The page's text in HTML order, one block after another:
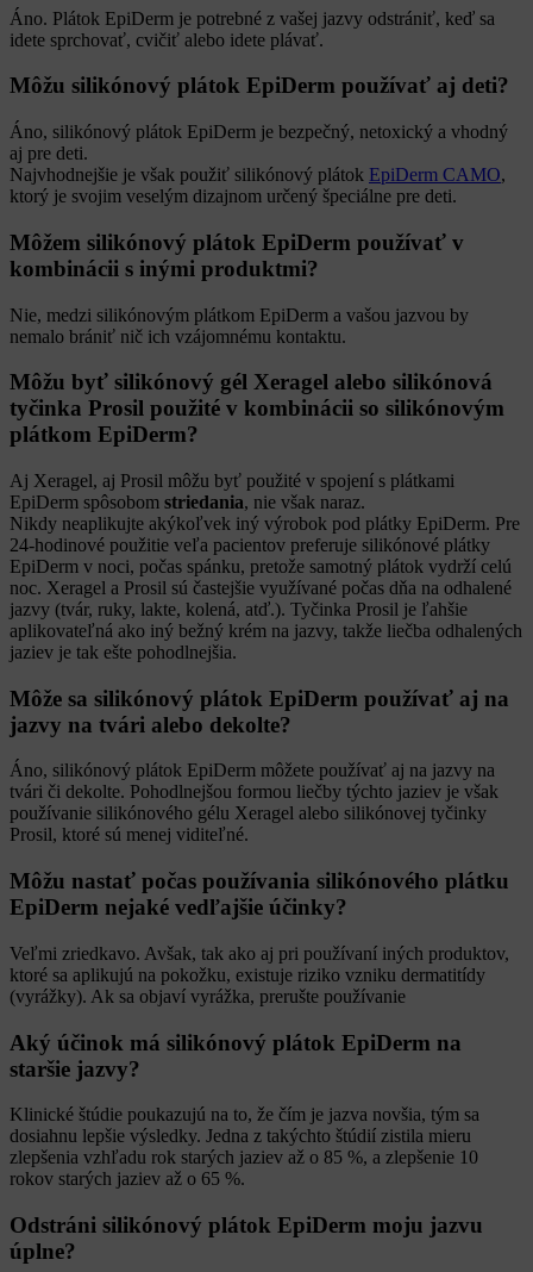
Áno. Plátok EpiDerm je potrebné z vašej jazvy odstrániť, keď sa
idete sprchovať, cvičiť alebo idete plávať.
Môžu silikónový plátok EpiDerm používať aj deti?
Áno, silikónový plátok EpiDerm je bezpečný, netoxický a vhodný
aj pre deti.
Najvhodnejšie je však použiť silikónový plátok EpiDerm CAMO,
ktorý je svojim veselým dizajnom určený špeciálne pre deti.
Môžem silikónový plátok EpiDerm používať v
kombinácii s inými produktmi?
Nie, medzi silikónovým plátkom EpiDerm a vašou jazvou by
nemalo brániť nič ich vzájomnému kontaktu.
Môžu byť silikónový gél Xeragel alebo silikónová
tyčinka Prosil použité v kombinácii so silikónovým
plátkom EpiDerm?
Aj Xeragel, aj Prosil môžu byť použité v spojení s plátkami
EpiDerm spôsobom striedania, nie však naraz.
Nikdy neaplikujte akýkoľvek iný výrobok pod plátky EpiDerm. Pre
24-hodinové použitie veľa pacientov preferuje silikónové plátky
EpiDerm v noci, počas spánku, pretože samotný plátok vydrží celú
noc. Xeragel a Prosil sú častejšie využívané počas dňa na odhalené
jazvy (tvár, ruky, lakte, kolená, atď.). Tyčinka Prosil je ľahšie
aplikovateľná ako iný bežný krém na jazvy, takže liečba odhalených
jaziev je tak ešte pohodlnejšia.
Môže sa silikónový plátok EpiDerm používať aj na
jazvy na tvári alebo dekolte?
Áno, silikónový plátok EpiDerm môžete používať aj na jazvy na
tvári či dekolte. Pohodlnejšou formou liečby týchto jaziev je však
používanie silikónového gélu Xeragel alebo silikónovej tyčinky
Prosil, ktoré sú menej viditeľné.
Môžu nastať počas používania silikónového plátku
EpiDerm nejaké vedľajšie účinky?
Veľmi zriedkavo. Avšak, tak ako aj pri používaní iných produktov,
ktoré sa aplikujú na pokožku, existuje riziko vzniku dermatitídy
(vyrážky). Ak sa objaví vyrážka, prerušte používanie
Aký účinok má silikónový plátok EpiDerm na
staršie jazvy?
Klinické štúdie poukazujú na to, že čím je jazva novšia, tým sa
dosiahnu lepšie výsledky. Jedna z takýchto štúdií zistila mieru
zlepšenia vzhľadu rok starých jaziev až o 85 %, a zlepšenie 10
rokov starých jaziev až o 65 %.
Odstráni silikónový plátok EpiDerm moju jazvu
úplne?